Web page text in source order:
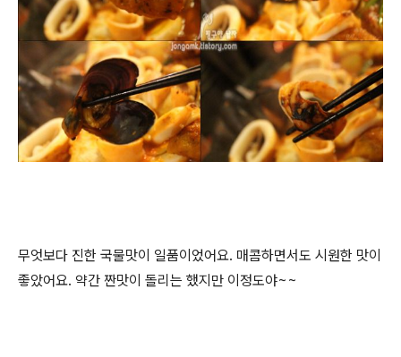
무엇보다 진한 국물맛이 일품이었어요. 매콤하면서도 시원한 맛이
좋았어요. 약간 짠맛이 돌리는 했지만 이정도야~~